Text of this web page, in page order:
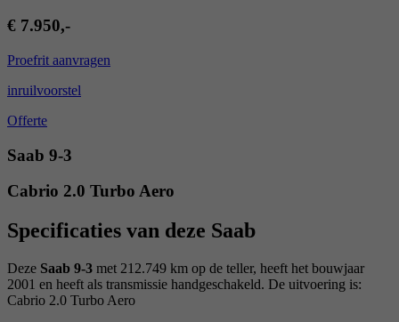
€ 7.950,-
Proefrit aanvragen
inruilvoorstel
Offerte
Saab 9-3
Cabrio 2.0 Turbo Aero
Specificaties van deze Saab
Deze Saab 9-3 met 212.749 km op de teller, heeft het bouwjaar
2001 en heeft als transmissie handgeschakeld. De uitvoering is:
Cabrio 2.0 Turbo Aero